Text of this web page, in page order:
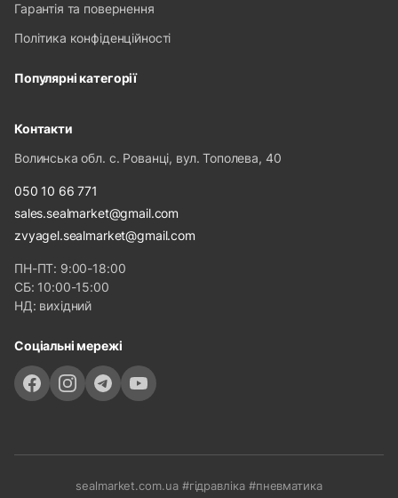
Гарантія та повернення
Політика конфіденційності
Популярні категорії
Контакти
Волинська обл. с. Рованці, вул. Тополева, 40
050 10 66 771
sales.sealmarket@gmail.com
zvyagel.sealmarket@gmail.com
ПН-ПТ: 9:00-18:00
СБ: 10:00-15:00
НД: вихідний
Соціальні мережі
sealmarket.com.ua #гідравліка #пневматика